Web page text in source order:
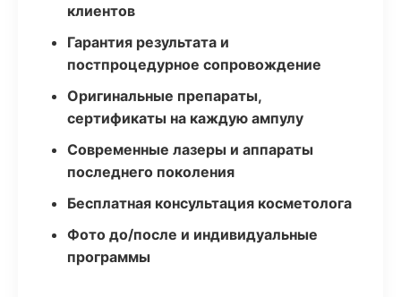
клиентов
Гарантия результата и
постпроцедурное сопровождение
Оригинальные препараты,
сертификаты на каждую ампулу
Современные лазеры и аппараты
последнего поколения
Бесплатная консультация косметолога
Фото до/после и индивидуальные
программы